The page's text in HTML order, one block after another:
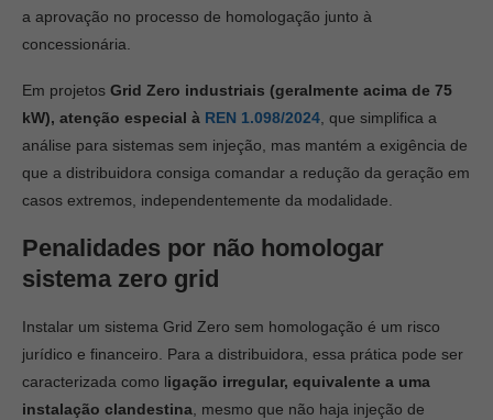
a aprovação no processo de homologação junto à
concessionária.
Em projetos Grid Zero industriais (geralmente acima de 75
kW), atenção especial à REN 1.098/2024 , que simplifica a
análise para sistemas sem injeção, mas mantém a exigência de
que a distribuidora consiga comandar a redução da geração em
casos extremos, independentemente da modalidade.
Penalidades por não homologar
sistema zero grid
Instalar um sistema Grid Zero sem homologação é um risco
jurídico e financeiro. Para a distribuidora, essa prática pode ser
caracterizada como ligação irregular, equivalente a uma
instalação clandestina , mesmo que não haja injeção de